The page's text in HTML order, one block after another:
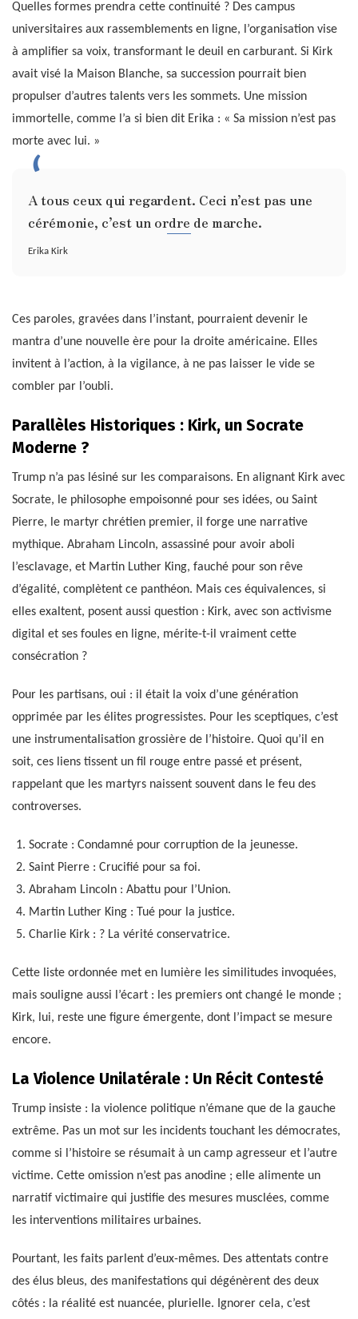
Quelles formes prendra cette continuité ? Des campus
universitaires aux rassemblements en ligne, l’organisation vise
à amplifier sa voix, transformant le deuil en carburant. Si Kirk
avait visé la Maison Blanche, sa succession pourrait bien
propulser d’autres talents vers les sommets. Une mission
immortelle, comme l’a si bien dit Erika : « Sa mission n’est pas
morte avec lui. »
A tous ceux qui regardent. Ceci n’est pas une
cérémonie, c’est un ordre de marche.
Erika Kirk
Ces paroles, gravées dans l’instant, pourraient devenir le
mantra d’une nouvelle ère pour la droite américaine. Elles
invitent à l’action, à la vigilance, à ne pas laisser le vide se
combler par l’oubli.
Parallèles Historiques : Kirk, un Socrate
Moderne ?
Trump n’a pas lésiné sur les comparaisons. En alignant Kirk avec
Socrate, le philosophe empoisonné pour ses idées, ou Saint
Pierre, le martyr chrétien premier, il forge une narrative
mythique. Abraham Lincoln, assassiné pour avoir aboli
l’esclavage, et Martin Luther King, fauché pour son rêve
d’égalité, complètent ce panthéon. Mais ces équivalences, si
elles exaltent, posent aussi question : Kirk, avec son activisme
digital et ses foules en ligne, mérite-t-il vraiment cette
consécration ?
Pour les partisans, oui : il était la voix d’une génération
opprimée par les élites progressistes. Pour les sceptiques, c’est
une instrumentalisation grossière de l’histoire. Quoi qu’il en
soit, ces liens tissent un fil rouge entre passé et présent,
rappelant que les martyrs naissent souvent dans le feu des
controverses.
Socrate : Condamné pour corruption de la jeunesse.
Saint Pierre : Crucifié pour sa foi.
Abraham Lincoln : Abattu pour l’Union.
Martin Luther King : Tué pour la justice.
Charlie Kirk : ? La vérité conservatrice.
Cette liste ordonnée met en lumière les similitudes invoquées,
mais souligne aussi l’écart : les premiers ont changé le monde ;
Kirk, lui, reste une figure émergente, dont l’impact se mesure
encore.
La Violence Unilatérale : Un Récit Contesté
Trump insiste : la violence politique n’émane que de la gauche
extrême. Pas un mot sur les incidents touchant les démocrates,
comme si l’histoire se résumait à un camp agresseur et l’autre
victime. Cette omission n’est pas anodine ; elle alimente un
narratif victimaire qui justifie des mesures musclées, comme
les interventions militaires urbaines.
Pourtant, les faits parlent d’eux-mêmes. Des attentats contre
des élus bleus, des manifestations qui dégénèrent des deux
côtés : la réalité est nuancée, plurielle. Ignorer cela, c’est